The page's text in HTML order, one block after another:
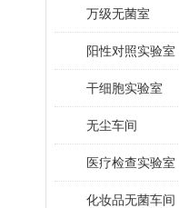
万级无菌室
阳性对照实验室
干细胞实验室
无尘车间
医疗检查实验室
化妆品无菌车间